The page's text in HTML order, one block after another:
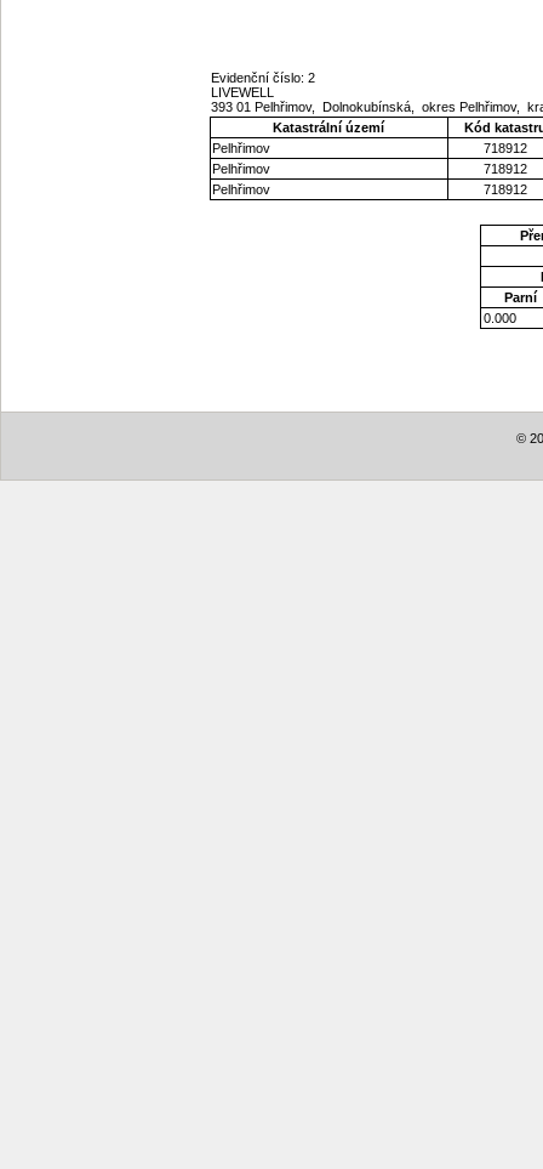
Evidenční číslo: 2
LIVEWELL
393 01 Pelhřimov, Dolnokubínská, okres Pelhřimov,
Katastrální území
Kód
Pelhřimov
718912
Pelhřimov
718912
Pelhřimov
718912
Parní
0.000
©